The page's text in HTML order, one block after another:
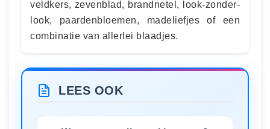
veldkers, zevenblad, brandnetel, look-zonder-
look, paardenbloemen, madeliefjes of een
combinatie van allerlei blaadjes.
LEES OOK